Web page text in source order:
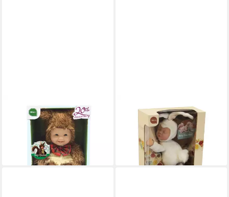
ANNE GEDDES
Babypuppe Eichhörnchen, -30
58,90 €
lieferbar - in 4-5 Werktagen bei dir
Babypuppe Häschen, -23 cm-
39,90 €
lieferbar - in 4-5 Werktagen bei dir